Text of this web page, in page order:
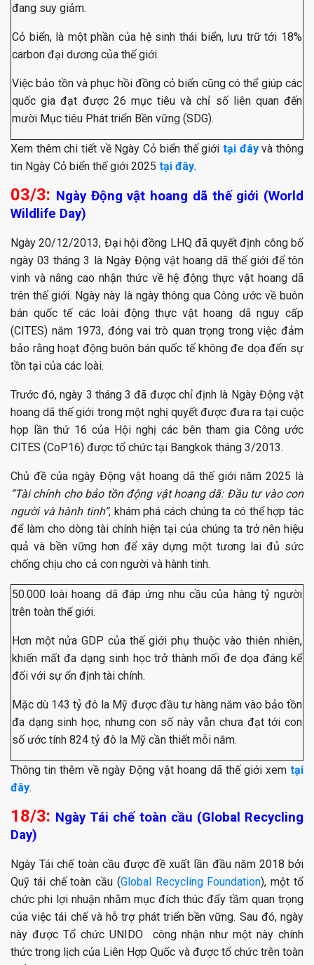
đang suy giảm.
Cỏ biển, là một phần của hệ sinh thái biển, lưu trữ tới 18%
carbon đại dương của thế giới.
Việc bảo tồn và phục hồi đồng cỏ biển cũng có thể giúp các
quốc gia đạt được 26 mục tiêu và chỉ số liên quan đến
mười Mục tiêu Phát triển Bền vững (SDG).
Xem thêm chi tiết về Ngày Cỏ biển thế giới tại đâyvà thông
tin Ngày Cỏ biển thế giới 2025 tại đây.
03/3: Ngày Động vật hoang dã thế giới (World
Wildlife Day)
Ngày 20/12/2013, Đại hội đồng LHQ đã quyết định công bố
ngày 03 tháng 3 là Ngày Động vật hoang dã thế giới để tôn
vinh và nâng cao nhận thức về hệ động thực vật hoang dã
trên thế giới. Ngày này là ngày thông qua Công ước về buôn
bán quốc tế các loài động thực vật hoang dã nguy cấp
(CITES) năm 1973, đóng vai trò quan trọng trong việc đảm
bảo rằng hoạt động buôn bán quốc tế không đe dọa đến sự
tồn tại của các loài.
Trước đó, ngày 3 tháng 3 đã được chỉ định là Ngày Động vật
hoang dã thế giới trong một nghị quyết được đưa ra tại cuộc
họp lần thứ 16 của Hội nghị các bên tham gia Công ước
CITES (CoP16) được tổ chức tại Bangkok tháng 3/2013.
Chủ đề của ngày Động vật hoang dã thế giới năm 2025 là
“Tài chính cho bảo tồn động vật hoang dã: Đầu tư vào con
người và hành tinh”, khám phá cách chúng ta có thể hợp tác
để làm cho dòng tài chính hiện tại của chúng ta trở nên hiệu
quả và bền vững hơn để xây dựng một tương lai đủ sức
chống chịu cho cả con người và hành tinh.
50.000 loài hoang dã đáp ứng nhu cầu của hàng tỷ người
trên toàn thế giới.
Hơn một nửa GDP của thế giới phụ thuộc vào thiên nhiên,
khiến mất đa dạng sinh học trở thành mối đe dọa đáng kể
đối với sự ổn định tài chính.
Mặc dù 143 tỷ đô la Mỹ được đầu tư hàng năm vào bảo tồn
đa dạng sinh học, nhưng con số này vẫn chưa đạt tới con
số ước tính 824 tỷ đô la Mỹ cần thiết mỗi năm.
Thông tin thêm về ngày Động vật hoang dã thế giới xem tại
đây.
18/3: Ngày Tái chế toàn cầu (Global Recycling
Day)
Ngày Tái chế toàn cầu được đề xuất lần đầu năm 2018 bởi
Quỹ tái chế toàn cầu (Global Recycling Foundation), một tổ
chức phi lợi nhuận nhằm mục đích thúc đẩy tầm quan trọng
của việc tái chế và hỗ trợ phát triển bền vững. Sau đó, ngày
này được Tổ chức UNIDO công nhận như một này chính
thức trong lịch của Liên Hợp Quốc và được tổ chức trên toàn